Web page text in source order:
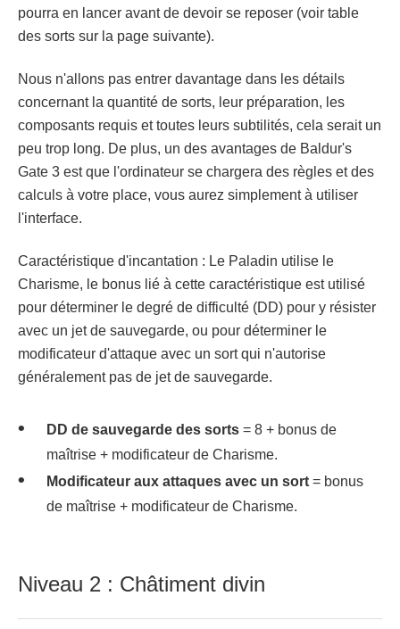
pourra en lancer avant de devoir se reposer (voir table
des sorts sur la page suivante).
Nous n'allons pas entrer davantage dans les détails
concernant la quantité de sorts, leur préparation, les
composants requis et toutes leurs subtilités, cela serait un
peu trop long. De plus, un des avantages de Baldur's
Gate 3 est que l'ordinateur se chargera des règles et des
calculs à votre place, vous aurez simplement à utiliser
l'interface.
Caractéristique d'incantation : Le Paladin utilise le
Charisme, le bonus lié à cette caractéristique est utilisé
pour déterminer le degré de difficulté (DD) pour y résister
avec un jet de sauvegarde, ou pour déterminer le
modificateur d'attaque avec un sort qui n'autorise
généralement pas de jet de sauvegarde.
DD de sauvegarde des sorts = 8 + bonus de
maîtrise + modificateur de Charisme.
Modificateur aux attaques avec un sort = bonus
de maîtrise + modificateur de Charisme.
Niveau 2 : Châtiment divin